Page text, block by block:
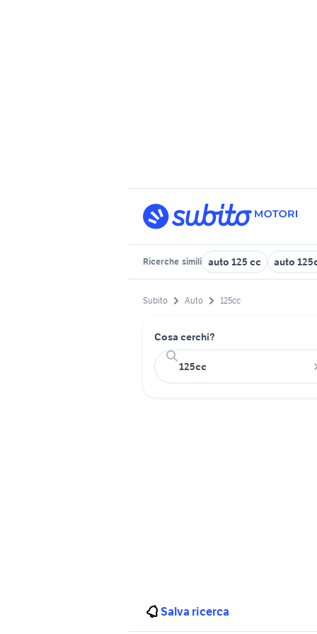
Ricerche simili auto 125 cc auto
Subito Auto 125cc
Cosa cerchi?
Salva ricerca